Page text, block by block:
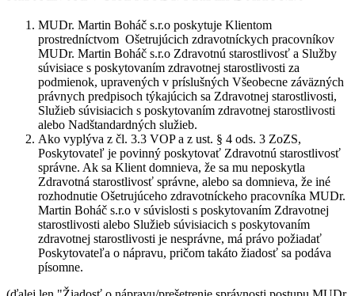
MUDr. Martin Boháč s.r.o poskytuje Klientom
prostredníctvom Ošetrujúcich zdravotníckych pracovníkov
MUDr. Martin Boháč s.r.o Zdravotnú starostlivosť a Služby
súvisiace s poskytovaním zdravotnej starostlivosti za
podmienok, upravených v príslušných Všeobecne záväzných
právnych predpisoch týkajúcich sa Zdravotnej starostlivosti,
Služieb súvisiacich s poskytovaním zdravotnej starostlivosti
alebo Nadštandardných služieb.
Ako vyplýva z čl. 3.3 VOP a z ust. § 4 ods. 3 ZoZS,
Poskytovateľ je povinný poskytovať Zdravotnú starostlivosť
správne. Ak sa Klient domnieva, že sa mu neposkytla
Zdravotná starostlivosť správne, alebo sa domnieva, že iné
rozhodnutie Ošetrujúceho zdravotníckeho pracovníka MUDr.
Martin Boháč s.r.o v súvislosti s poskytovaním Zdravotnej
starostlivosti alebo Služieb súvisiacich s poskytovaním
zdravotnej starostlivosti je nesprávne, má právo požiadať
Poskytovateľa o nápravu, pričom takáto žiadosť sa podáva
písomne.